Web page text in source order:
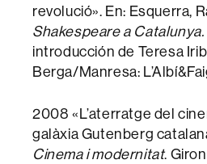
revolució». En: Esquerra,
Shakespeare a Catalunya.
introducción de Teresa
Berga/Manresa:
2008 «L’aterratge del
galàxia Gutenberg
Cinema i modernitat.